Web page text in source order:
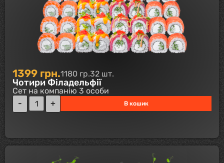
1399 грн.1180 гр.32 шт.
Чотири Філадельфії
Сет на компанію 3 особи
В кошик